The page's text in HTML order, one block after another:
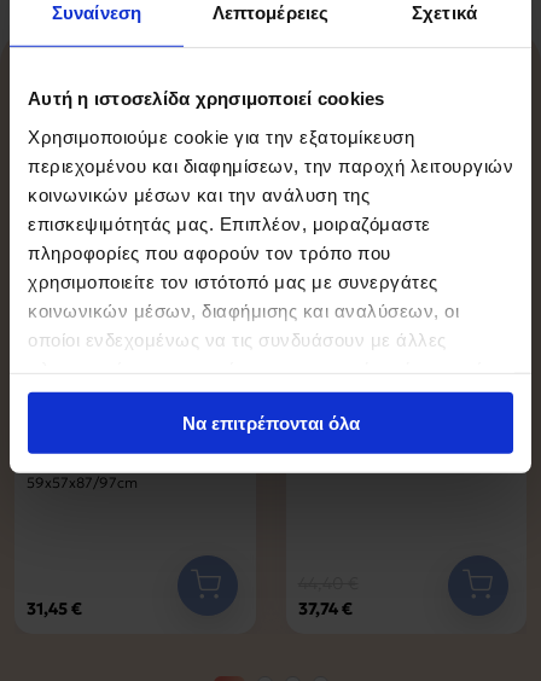
Συναίνεση Λεπτομέρειες Σχετικά
Αυτή η ιστοσελίδα χρησιμοποιεί cookies
Χρησιμοποιούμε cookie για την εξατομίκευση
περιεχομένου και διαφημίσεων, την παροχή λειτουργιών
κοινωνικών μέσων και την ανάλυση της
επισκεψιμότητάς μας. Επιπλέον, μοιραζόμαστε
πληροφορίες που αφορούν τον τρόπο που
χρησιμοποιείτε τον ιστότοπό μας με συνεργάτες
κοινωνικών μέσων, διαφήμισης και αναλύσεων, οι
οποίοι ενδεχομένως να τις συνδυάσουν με άλλες
έχουν συλλέξει σε σχέση με την από μέρους σας χρήση
των υπηρεσιών τους.Να επιτρέπονται όλα
Σχετικά Προϊόντα
59x57x87/97cm
31,45 €
37,74 €